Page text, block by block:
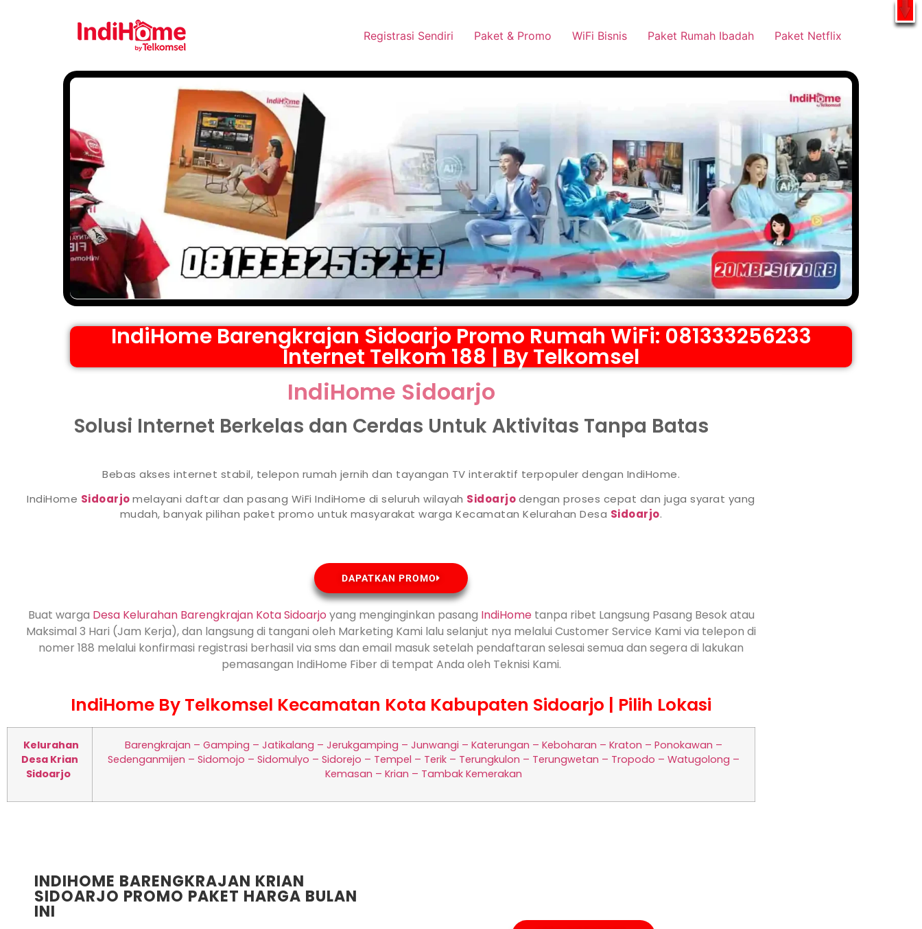
Registrasi Sendiri Paket & Promo WiFi Bisnis Paket Rumah Ibadah Paket Netflix
IndiHome Barengkrajan Sidoarjo Promo Rumah WiFi: 081333256233
Internet Telkom 188 | By Telkomsel
IndiHome Sidoarjo
Solusi Internet Berkelas dan Cerdas Untuk Aktivitas Tanpa Batas
Bebas akses internet stabil, telepon rumah jernih dan tayangan TV interaktif terpopuler dengan IndiHome.
IndiHome Sidoarjo melayani daftar dan pasang WiFi IndiHome di seluruh wilayah Sidoarjodengan proses cepat dan juga syarat yang
mudah, banyak pilihan paket promo untuk masyarakat warga Kecamatan Kelurahan Desa Sidoarjo.
DAPATKAN PROMO
Buat warga Desa Kelurahan Barengkrajan Kota Sidoarjo yang menginginkan pasang IndiHometanpa ribet Langsung Pasang Besok atau
Maksimal 3 Hari (Jam Kerja), dan langsung di tangani oleh Marketing Kami lalu selanjut nya melalui Customer Service Kami via telepon di
nomer 188 melalui konfirmasi registrasi berhasil via sms dan email masuk setelah pendaftaran selesai semua dan segera di lakukan
pemasangan IndiHome Fiber di tempat Anda oleh Teknisi Kami.
IndiHome By Telkomsel Kecamatan Kota Kabupaten Sidoarjo | Pilih Lokasi
Kelurahan
Desa Krian
Sidoarjo
Barengkrajan – Gamping – Jatikalang – Jerukgamping – Junwangi – Katerungan – Keboharan – Kraton – Ponokawan –
Sedenganmijen – Sidomojo – Sidomulyo – Sidorejo – Tempel – Terik – Terungkulon – Terungwetan – Tropodo – Watugolong –
Kemasan – Krian – Tambak Kemerakan
INDIHOME BARENGKRAJAN KRIAN
SIDOARJO PROMO PAKET HARGA BULAN
INI